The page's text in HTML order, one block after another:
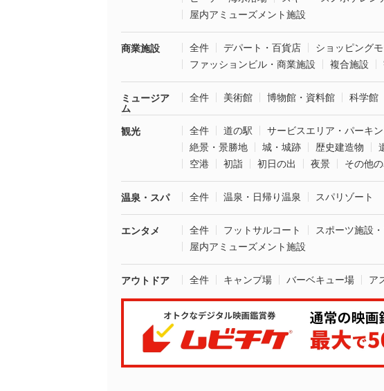
屋内アミューズメント施設
商業施設 全件 デパート・百貨店 ショッピング
ファッションビル・商業施設
複合施設
ミュージア
ム
全件 美術館 博物館・資料館 科学館
観光 全件 道の駅 サービスエリア・パーキ
絶景・景勝地
城・城跡 歴史建造物
空港
初詣 初日の出 夜景 その他
温泉・スパ 全件 温泉・日帰り温泉 スパリゾート
エンタメ 全件 フットサルコート スポーツ施設
屋内アミューズメント施設
アウトドア 全件 キャンプ場 バーベキュー場 ア